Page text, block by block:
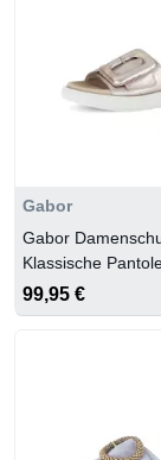
Gabor
Gabor
Klassische
99,95 €